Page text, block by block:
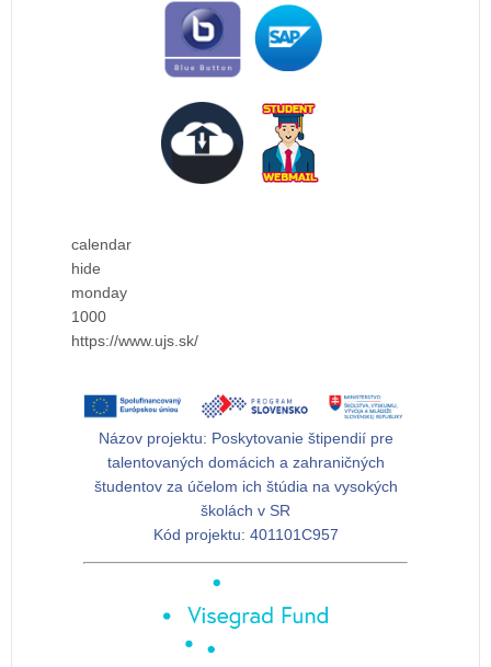
calendar
hide
monday
1000
https://www.ujs.sk/
Názov projektu: Poskytovanie štipendií pre
talentovaných domácich a zahraničných
študentov za účelom ich štúdia na vysokých
školách v SR
Kód projektu: 401101C957